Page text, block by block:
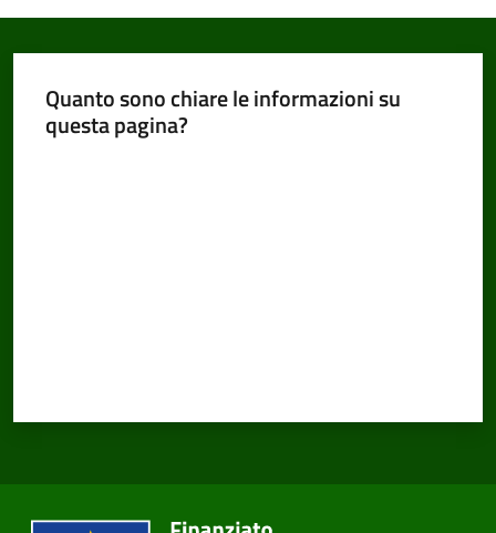
Tutti
gli
Quanto sono chiare le informazioni su
questa pagina?